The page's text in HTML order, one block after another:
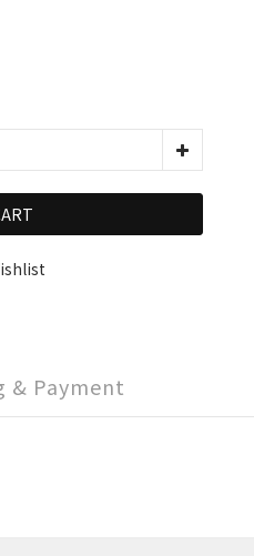
& Payment